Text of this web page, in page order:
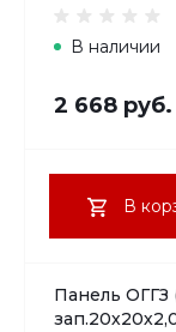
В наличии
2 668 руб.
В
Панель ОГГЗ